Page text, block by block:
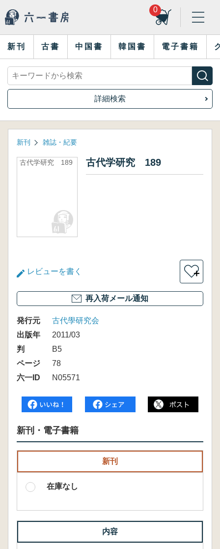
0
新刊 古書 中国書 韓国書 電子書籍
詳細検索
新刊 雑誌・紀要
古代学研究 189 古代学研究 189
レビューを書く ＋
再入荷メール通知
発行元
古代學研究会
出版年
2011/03
判
B5
ページ
78
六一ID
N05571
新刊・電子書籍
新刊
在庫なし
内容